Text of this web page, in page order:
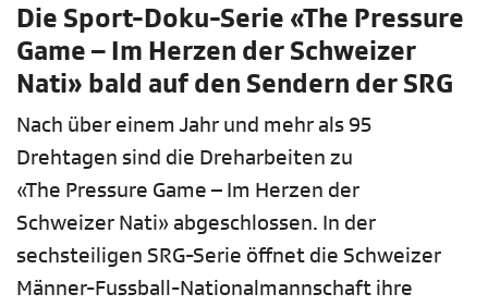
Die Sport-Doku-Serie «The Pressure
Game – Im Herzen der Schweizer
Nati» bald auf den Sendern der SRG
Nach über einem Jahr und mehr als 95
Drehtagen sind die Dreharbeiten zu
«The Pressure Game – Im Herzen der
Schweizer Nati» abgeschlossen. In der
sechsteiligen SRG-Serie öffnet die Schweizer
Männer-Fussball-Nationalmannschaft ihre